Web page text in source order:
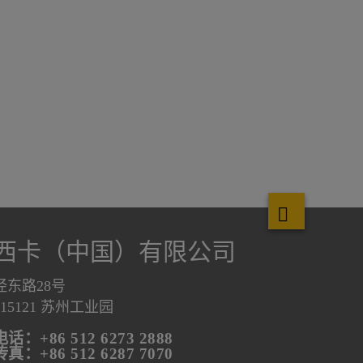
卡（中国）有限公司
东路28号
苏州工业园
话：+86 512 6273 2888
真：+86 512 6287 7070